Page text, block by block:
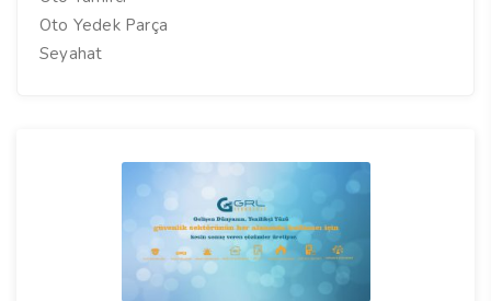
Oto Yedek Parça
Seyahat